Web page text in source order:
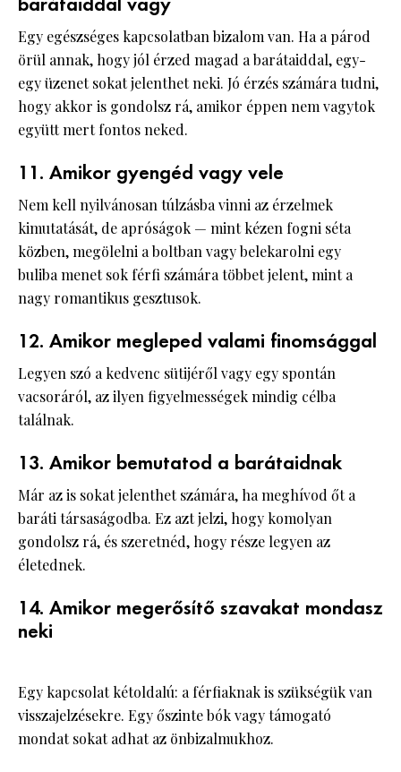
barátaiddal vagy
Egy egészséges kapcsolatban bizalom van. Ha a párod
örül annak, hogy jól érzed magad a barátaiddal, egy-
egy üzenet sokat jelenthet neki. Jó érzés számára tudni,
hogy akkor is gondolsz rá, amikor éppen nem vagytok
együtt mert fontos neked.
11. Amikor gyengéd vagy vele
Nem kell nyilvánosan túlzásba vinni az érzelmek
kimutatását, de apróságok — mint kézen fogni séta
közben, megölelni a boltban vagy belekarolni egy
buliba menet sok férfi számára többet jelent, mint a
nagy romantikus gesztusok.
12. Amikor megleped valami finomsággal
Legyen szó a kedvenc sütijéről vagy egy spontán
vacsoráról, az ilyen figyelmességek mindig célba
találnak.
13. Amikor bemutatod a barátaidnak
Már az is sokat jelenthet számára, ha meghívod őt a
baráti társaságodba. Ez azt jelzi, hogy komolyan
gondolsz rá, és szeretnéd, hogy része legyen az
életednek.
14. Amikor megerősítő szavakat mondasz
neki
Egy kapcsolat kétoldalú: a férfiaknak is szükségük van
visszajelzésekre. Egy őszinte bók vagy támogató
mondat sokat adhat az önbizalmukhoz.